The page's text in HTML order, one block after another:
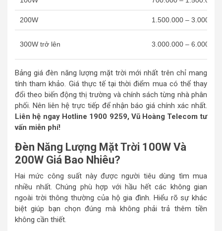
200W 1.500.000 –
300W trở lên 3.000.000 –
Bảng giá đèn năng lượng mặt trời mới nhất trên chỉ mang
tính tham khảo. Giá thực tế tại thời điểm mua có thể thay
đổi theo biến động thị trường và chính sách từng nhà phân
phối. Nên liên hệ trực tiếp để nhận báo giá chính xác nhất.
Liên hệ ngay Hotline 1900 9259, Vũ Hoàng Telecom tư
vấn miễn phí!
Đèn Năng Lượng Mặt Trời 100W Và
200W Giá Bao Nhiêu?
Hai mức công suất này được người tiêu dùng tìm mua
nhiều nhất. Chúng phù hợp với hầu hết các không gian
ngoài trời thông thường của hộ gia đình. Hiểu rõ sự khác
biệt giúp bạn chọn đúng mà không phải trả thêm tiền
không cần thiết.